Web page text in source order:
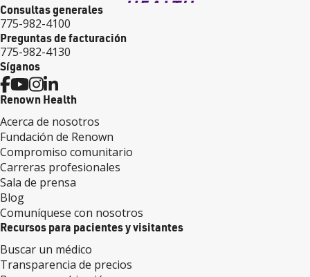
Consultas generales
775-982-4100
Preguntas de facturación
775-982-4130
Síganos
Renown Health
Acerca de nosotros
Fundación de Renown
Compromiso comunitario
Carreras profesionales
Sala de prensa
Blog
Comuníquese con nosotros
Recursos para pacientes y visitantes
Buscar un médico
Transparencia de precios